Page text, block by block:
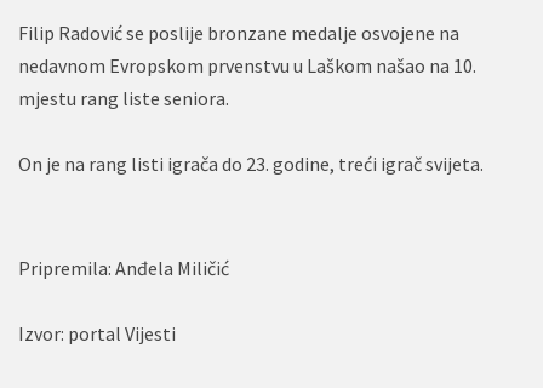
Filip Radović se poslije bronzane medalje osvojene na
nedavnom Evropskom prvenstvu u Laškom našao na 10.
mjestu rang liste seniora.
On je na rang listi igrača do 23. godine, treći igrač svijeta.
Pripremila: Anđela Miličić
Izvor: portal Vijesti